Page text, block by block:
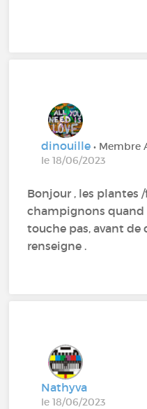
dinouille• Membre
le 18/06/2023
Bonjour , les plantes
champignons
touche pas, avant de
renseigne .
Nathyva
le 18/06/2023